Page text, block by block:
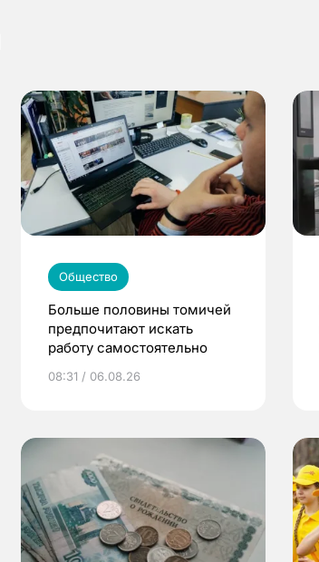
Общество
Больше половины томичей
предпочитают искать
работу самостоятельно
08:31 / 06.08.26